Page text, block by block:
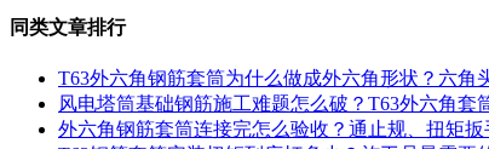
同类文章排行
T63外六角钢筋套筒为什么做成外六角形状？六角
风电塔筒基础钢筋施工难题怎么破？T63外六角套
外六角钢筋套筒连接完怎么验收？通止规、扭矩